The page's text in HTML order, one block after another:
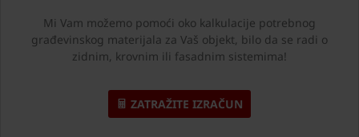
Mi Vam možemo pomoći oko kalkulacije potrebnog
građevinskog materijala za Vaš objekt, bilo da se radi o
zidnim, krovnim ili fasadnim sistemima!
ZATRAŽITE IZRAČUN